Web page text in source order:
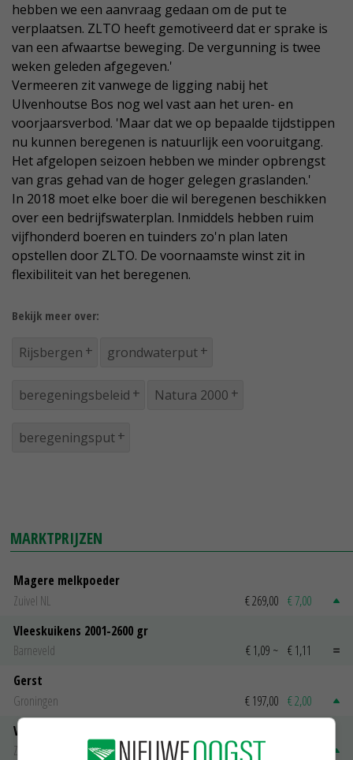
hebben we een aanvraag gedaan om de put te
verplaatsen. ZLTO heeft gemotiveerd dat er sprake is
van een afwaartse beweging. De vergunning is twee
weken geleden afgegeven.'
Vermeeren zit vanwege de ligging nabij het
Ulvenhoutse Bos nog wel vast aan het uren- en
voorjaarsverbod. 'Maar dat we op bepaalde tijdstippen
nu kunnen beregenen is natuurlijk een vooruitgang.
Het afgelopen seizoen hebben we minder opbrengst
van gras gehad van de hoger gelegen graslanden.'
In 2018 moet elke boer die wil beregenen beschikken
over een bedrijfswaterplan. Inmiddels hebben ruim
vijfhonderd boeren en tuinders zo'n plan laten
opstellen door ZLTO. De voornaamste winst zit in
flexibiliteit van het beregenen.
Bekijk meer over:
Rijsbergen grondwaterput
beregeningsbeleid Natura 2000
beregeningsput
MARKTPRIJZEN
Magere melkpoeder
Zuivel NL
€ 269,00 € 7,00
Vleeskuikens 2001-2600 gr
Barneveld
€ 1,09 ~ € 1,11
Gerst
Groningen
€ 197,00 € 2,00
Volle melkpoeder
Zuivel NL
€ 345,00